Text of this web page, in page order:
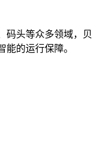
码头等众多领域，贝
的运行保障。